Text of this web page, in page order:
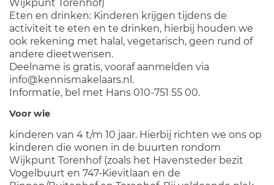
Wijkpunt Torenhof)
Eten en drinken: Kinderen krijgen tijdens de
activiteit te eten en te drinken, hierbij houden we
ook rekening met halal, vegetarisch, geen rund of
andere dieetwensen.
Deelname is gratis, vooraf aanmelden via
info@kennismakelaars.nl.
Informatie, bel met Hans 010-751 55 00.
Voor wie
kinderen van 4 t/m 10 jaar. Hierbij richten we ons op
kinderen die wonen in de buurten rondom
Wijkpunt Torenhof (zoals het Havensteder bezit
Vogelbuurt en 747-Kievitlaan en de